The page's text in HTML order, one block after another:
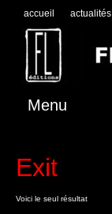
accueil actualités
Menu
Exit
Voici le seul résultat